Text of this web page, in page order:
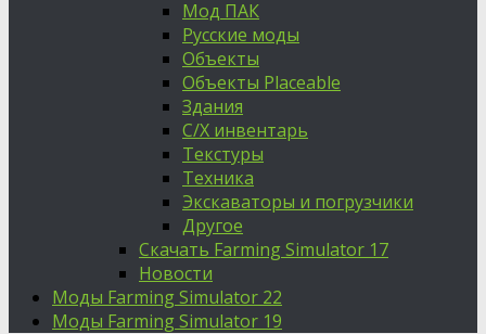
Мод ПАК
Русские моды
Объекты
Объекты Placeable
Здания
С/Х инвентарь
Текстуры
Техника
Экскаваторы и погрузчики
Другое
Скачать Farming Simulator 17
Новости
Моды Farming Simulator 22
Моды Farming Simulator 19